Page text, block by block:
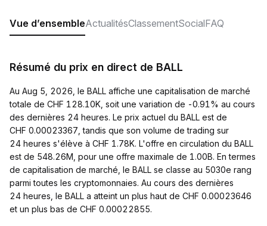
Vue d’ensembleActualitésClassementSocialFAQ
Résumé du prix en direct de BALL
Au Aug 5, 2026, le BALL affiche une capitalisation de marché
totale de CHF 128.10K, soit une variation de -0.91% au cours
des dernières 24 heures. Le prix actuel du BALL est de
CHF 0.00023367, tandis que son volume de trading sur
24 heures s'élève à CHF 1.78K. L'offre en circulation du BALL
est de 548.26M, pour une offre maximale de 1.00B. En termes
de capitalisation de marché, le BALL se classe au 5030e rang
parmi toutes les cryptomonnaies. Au cours des dernières
24 heures, le BALL a atteint un plus haut de CHF 0.00023646
et un plus bas de CHF 0.00022855.